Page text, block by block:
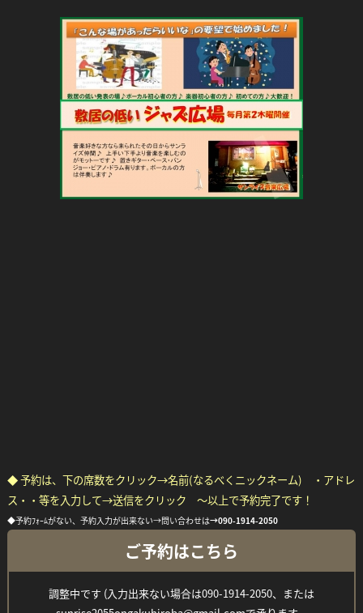
◆ 予約は、下の席数をクリック→名前(なるべくニックネーム) ・アドレ
ス・・等を入力して→送信をクリック ～以上で予約完了です！
◆予約ﾌｫｰﾑがない、予約入力が出来ない→問い合わせは→090-1914-2050
ご予約はこちら
調整中です (入力出来ない場合は090-1914-2050、または